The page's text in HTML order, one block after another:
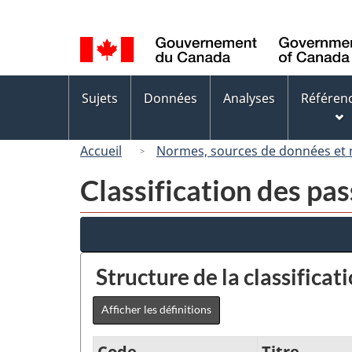
de
la
langue
des
Sujets Données Analyses
Accueil Normes, sources de données et
Classification des
Structure de la
Afficher les définitions